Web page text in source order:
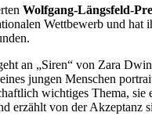
Wolfgang-Längsfeld-
Wettbewerb und
an „Siren“ von Zara
jungen Menschen
wichtiges Thema,
erzählt von der Akzeptanz